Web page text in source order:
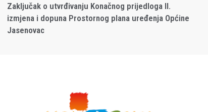
Zaključak o utvrđivanju Konačnog prijedloga II.
izmjena i dopuna Prostornog plana uređenja Općine
Jasenovac